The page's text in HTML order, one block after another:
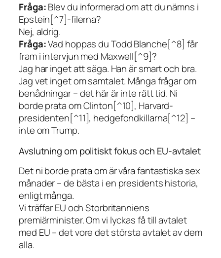
Fråga:Blev du informerad om att du nämns i
Epstein[^7]-filerna?
Nej, aldrig.
Fråga:Vad hoppas du Todd Blanche[^8] får
fram i intervjun med Maxwell[^9]?
Jag har inget att säga. Han är smart och bra.
Jag vet inget om samtalet. Många frågar om
benådningar – det här är inte rätt tid. Ni
borde prata om Clinton[^10], Harvard-
presidenten[^11], hedgefondkillarna[^12] –
inte om Trump.
Avslutning om politiskt fokus och EU-avtalet
Det ni borde prata om är våra fantastiska sex
månader – de bästa i en presidents historia,
enligt många.
Vi träffar EU och Storbritanniens
premiärminister. Om vi lyckas få till avtalet
med EU – det vore det största avtalet av dem
alla.